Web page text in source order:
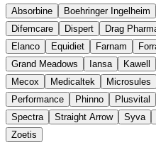
Absorbine Boehringer Ingelheim
Difemcare
Dispert Drag
Elanco
Equidiet Farnam
Grand Meadows
Iansa Kawell
Mecox
Medicaltek Microsules
Performance
Phinno Plusvital
Spectra
Straight Arrow Syva
Zoetis